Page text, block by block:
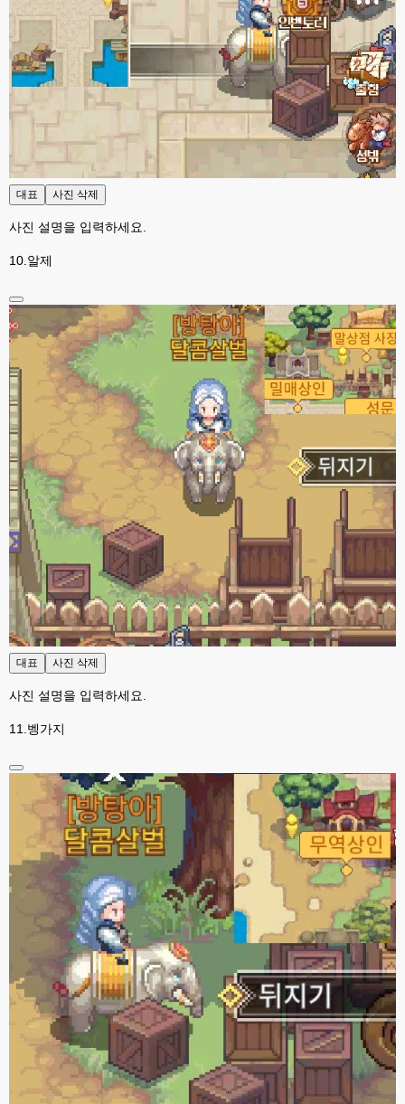
대표 사진 삭제
사진 설명을 입력하세요.
10.알제
대표 사진 삭제
사진 설명을 입력하세요.
11.벵가지
23:35
생각나는것중에 편의성좀 가춰볼려고했는데 만족 될련지는 몰겠습니다 하핫
;;;
고게임77 23:36
맞아요. 저도 실시간체팅 쓰는데 이게지원해주는곳에서 소켓끈키면 작동이 안
되서ㅎ-ㅎ 이건 나름대로 실시간 지원이 잘되는거같네요
23:36
본인서버에 설치되서 부하받는거라서
고게임77
어짜피 접속자도 없어서,......쿨럭
esils
esils 23:37
전 혼자라 ..
23:37
위에 접속자가 1로 한명만 보이는군요 하핫 ;;;
고게임77 23:37
esils 23:39
사이트를 이전에 폐쇠하고 다시 열면서 어디도 안알렸다보니깐 ..;
고게임77 23:40
그래도 이번에 사이트 방향 잘잡으셨네요!!! 저처럼 웹게임 좋아하는 연배..도
있어용 ㅋㅋ
esils 23:41
서버날려먹으면서 웹게임 소스들 분실도 많은데
esils 23:41
있는거가지고 일단은 추억으로 다시 돌리시거나 하시는분들위해서 수정해서
올려둔거라
전 모형정원만 좋아해서 하핫 ;;;
고게임77
뎅...
esils 23:46
상정제도 아실려나요?
esils 23:46
상정제도가 모형정원..
23:48
구상의 모형정원 눌러보시면 아 저거구나 아실꺼에요 ㅎㅎ
23:50
제가 상정제도는 해본거같은데 구상의 모영정원 누르면 나오는 페이지는 디게
낮선디....
esils 23:50
메인으로 된거는 템플릿하고 현대식으로 수정한거라 ;;
23:51
밑에 모형정원 php 본이나 cgi번역판본 보시면